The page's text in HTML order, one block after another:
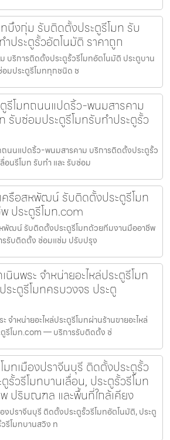
บึงกุ่ม รับติดตั้งประตูรีโมท รับ
ประตูรั้วอัตโนมัติ ราคาถูก
บริการติดตั้งประตูรั้วรีโมทอัตโนมัติ ประตูบาน
อมประตูรีโมททุกชนิด ช
รีโมทถนนแปดริ้ว-พนมสารคาม
รับซ่อมประตูรีโมทรับทำประตูรั้ว
นนแปดริ้ว-พนมสารคาม บริการติดตั้งประตูรั้ว
อนรีโมท รับทำ และ รับซ่อม
ครือสหพัฒน์ รับติดตั้งประตูรีโมท
ประตูรีโมท.com
พัฒน์ รับติดตั้งประตูรีโมทด้วยทีมงานมืออาชีพ
รับติดตั้ง ซ่อมแซ่ม ปรับปรุง
นินพระ จำหน่ายอะไหล่ประตูรีโมท
ระตูรีโมทครบวงจร ประตู
จำหน่ายอะไหล่ประตูรีโมทผ่านร้านขายอะไหล่
ตูรีโมท.com — บริการรับติดตั้ง ซ่
ทเมืองปราจีนบุรี ติดตั้งประตูรั้ว
รั้วรีโมทบานเลื่อน, ประตูรั้วรีโมท
ปริมณฑล และพื้นที่ใกล้เคียง
งปราจีนบุรี ติดตั้งประตูรั้วรีโมทอัตโนมัติ, ประตู
รีโมทบานสวิง ท